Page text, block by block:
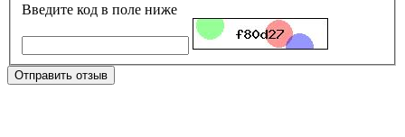
Введите код в поле ниже
Отправить отзыв